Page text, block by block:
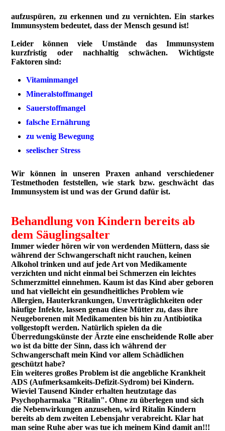
aufzuspüren, zu erkennen und zu vernichten. Ein starkes
Immunsystem bedeutet, dass der Mensch gesund ist!
Leider können viele Umstände das Immunsystem
kurzfristig oder nachhaltig schwächen. Wichtigste
Faktoren sind:
Vitaminmangel
Mineralstoffmangel
Sauerstoffmangel
falsche Ernährung
zu wenig Bewegung
seelischer Stress
Wir können in unseren Praxen anhand verschiedener
Testmethoden feststellen, wie stark bzw. geschwächt das
Immunsystem ist und was der Grund dafür ist.
Behandlung von Kindern bereits ab
dem Säuglingsalter
Immer wieder hören wir von werdenden Müttern, dass sie
während der Schwangerschaft nicht rauchen, keinen
Alkohol trinken und auf jede Art von Medikamente
verzichten und nicht einmal bei Schmerzen ein leichtes
Schmerzmittel einnehmen. Kaum ist das Kind aber geboren
und hat vielleicht ein gesundheitliches Problem wie
Allergien, Hauterkrankungen, Unverträglichkeiten oder
häufige Infekte, lassen genau diese Mütter zu, dass ihre
Neugeborenen mit Medikamenten bis hin zu Antibiotika
vollgestopft werden. Natürlich spielen da die
Überredungskünste der Ärzte eine enscheidende Rolle aber
wo ist da bitte der Sinn, dass ich während der
Schwangerschaft mein Kind vor allem Schädlichen
geschützt habe?
Ein weiteres großes Problem ist die angebliche Krankheit
ADS (Aufmerksamkeits-Defizit-Sydrom) bei Kindern.
Wieviel Tausend Kinder erhalten heutzutage das
Psychopharmaka "Ritalin". Ohne zu überlegen und sich
die Nebenwirkungen anzusehen, wird Ritalin Kindern
bereits ab dem zweiten Lebensjahr verabreicht. Klar hat
man seine Ruhe aber was tue ich meinem Kind damit an!!!